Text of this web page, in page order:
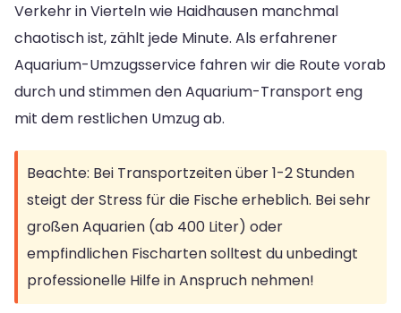
Verkehr in Vierteln wie Haidhausen manchmal
chaotisch ist, zählt jede Minute. Als erfahrener
Aquarium-Umzugsservice fahren wir die Route vorab
durch und stimmen den Aquarium-Transport eng
mit dem restlichen Umzug ab.
Beachte: Bei Transportzeiten über 1-2 Stunden
steigt der Stress für die Fische erheblich. Bei sehr
großen Aquarien (ab 400 Liter) oder
empfindlichen Fischarten solltest du unbedingt
professionelle Hilfe in Anspruch nehmen!